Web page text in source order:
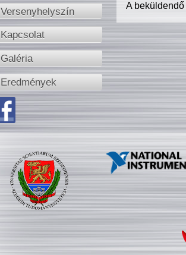
Versenyhelyszín
Kapcsolat
Galéria
Eredmények
A